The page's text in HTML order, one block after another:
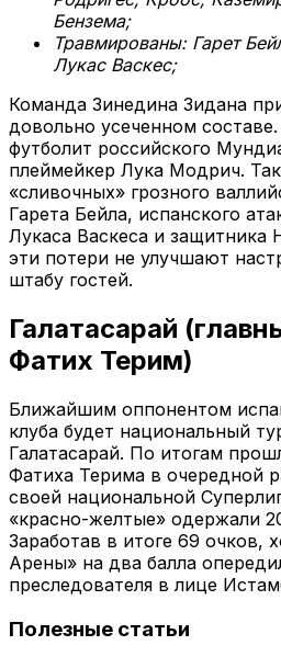
Бензема;
Травмированы: Гарет
Лукас Васкес;
Команда Зинедина Зидана
довольно усеченном
футболит российского
плеймейкер Лука Модрич.
«сливочных» грозного
Гарета Бейла, испанского
Лукаса Васкеса и защитника
эти потери не улучшают
штабу гостей.
Галатасарай
Фатих Терим)
Ближайшим оппонентом
клуба будет национальный
Галатасарай. По итогам
Фатиха Терима в очередной
своей национальной
«красно-желтые» одержали
Заработав в итоге 69 очков,
Арены» на два балла
преследователя в лице
Полезные статьи